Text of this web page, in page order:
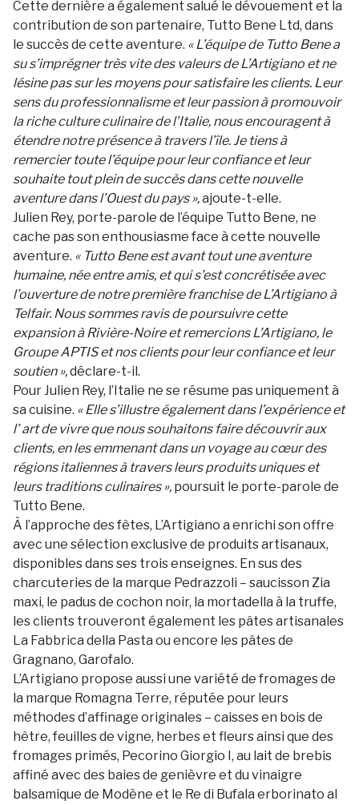
Cette dernière a également salué le dévouement et la
contribution de son partenaire, Tutto Bene Ltd, dans
le succès de cette aventure. « L’équipe de Tutto Bene a
su s’imprégner très vite des valeurs de L’Artigiano et ne
lésine pas sur les moyens pour satisfaire les clients. Leur
sens du professionnalisme et leur passion à promouvoir
la riche culture culinaire de l’Italie, nous encouragent à
étendre notre présence à travers l’île. Je tiens à
remercier toute l’équipe pour leur confiance et leur
souhaite tout plein de succès dans cette nouvelle
aventure dans l’Ouest du pays »,ajoute-t-elle.
Julien Rey, porte-parole de l’équipe Tutto Bene, ne
cache pas son enthousiasme face à cette nouvelle
aventure. « Tutto Bene est avant tout une aventure
humaine, née entre amis, et qui s’est concrétisée avec
l’ouverture de notre première franchise de L’Artigiano à
Telfair. Nous sommes ravis de poursuivre cette
expansion à Rivière-Noire et remercions L’Artigiano, le
Groupe APTIS et nos clients pour leur confiance et leur
soutien »,déclare-t-il.
Pour Julien Rey, l’Italie ne se résume pas uniquement à
sa cuisine. « Elle s’illustre également dans l’expérience et
l’ art de vivre que nous souhaitons faire découvrir aux
clients, en les emmenant dans un voyage au cœur des
régions italiennes à travers leurs produits uniques et
leurs traditions culinaires », poursuit le porte-parole de
Tutto Bene.
À l’approche des fêtes, L’Artigiano a enrichi son offre
avec une sélection exclusive de produits artisanaux,
disponibles dans ses trois enseignes. En sus des
charcuteries de la marque Pedrazzoli – saucisson Zia
maxi, le padus de cochon noir, la mortadella à la truffe,
les clients trouveront également les pâtes artisanales
La Fabbrica della Pasta ou encore les pâtes de
Gragnano, Garofalo.
L’Artigiano propose aussi une variété de fromages de
la marque Romagna Terre, réputée pour leurs
méthodes d’affinage originales – caisses en bois de
hêtre, feuilles de vigne, herbes et fleurs ainsi que des
fromages primés, Pecorino Giorgio I, au lait de brebis
affiné avec des baies de genièvre et du vinaigre
balsamique de Modène et le Re di Bufala erborinato al